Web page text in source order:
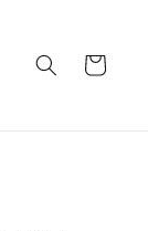
Coș